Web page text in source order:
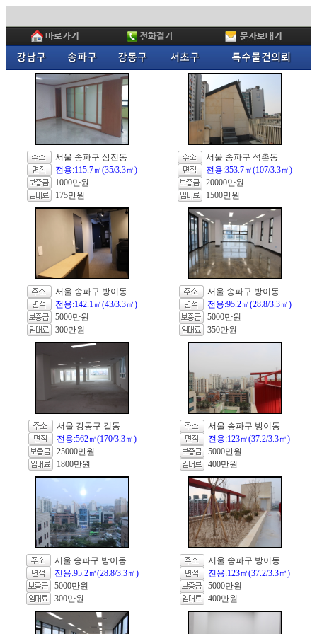
서울 송파구 삼전동
전용:115.7㎡(35/3.3㎡)
1000만원
175만원
서울 송파구 석촌동
전용:353.7㎡(107/3.3㎡)
20000만원
1500만원
서울 송파구 방이동
전용:142.1㎡(43/3.3㎡)
5000만원
300만원
서울 송파구 방이동
전용:95.2㎡(28.8/3.3㎡)
5000만원
350만원
서울 강동구 길동
전용:562㎡(170/3.3㎡)
25000만원
1800만원
서울 송파구 방이동
전용:123㎡(37.2/3.3㎡)
5000만원
400만원
서울 송파구 방이동
전용:95.2㎡(28.8/3.3㎡)
5000만원
300만원
서울 송파구 방이동
전용:123㎡(37.2/3.3㎡)
5000만원
400만원